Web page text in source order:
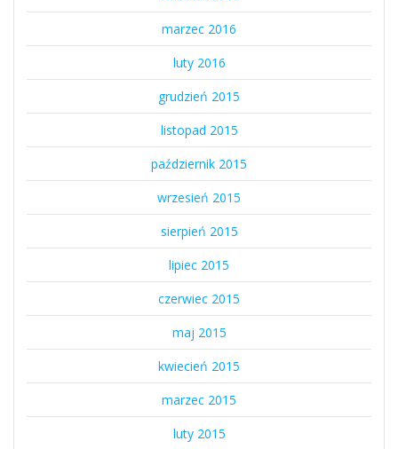
marzec 2016
luty 2016
grudzień 2015
listopad 2015
październik 2015
wrzesień 2015
sierpień 2015
lipiec 2015
czerwiec 2015
maj 2015
kwiecień 2015
marzec 2015
luty 2015